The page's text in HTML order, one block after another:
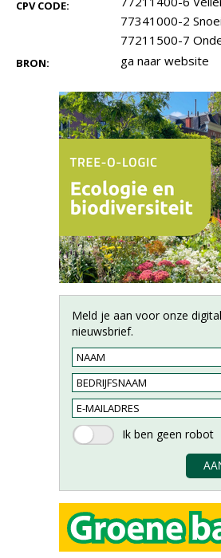
CPV CODE:
77341000-2
77211500-7
BRON: ga naar website
Meld je aan voor onze
nieuwsbrief.